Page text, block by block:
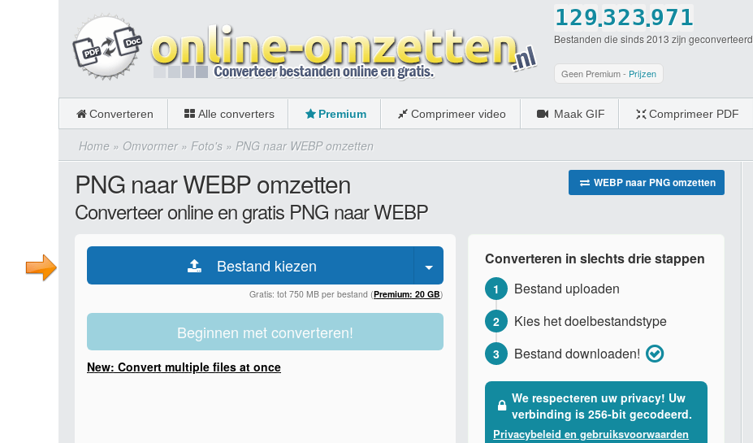
1
2
3
4
5
6
0
2
3
4
5
6
7
8
9
0
.3
4
5
6
7
8
9
2
3
4
5
6
7
8
3
4
5
6
7
8
9
.9
0
7
8
0
1
2
4
5
6
7
0
Bestanden die sinds 2013 zijn geconverteerd
Geen Premium - Prijzen
Converteren Alle converters Premium Comprimeer video Maak GIF Comprimeer PDF
Home » Omvormer» Foto's » PNG naar WEBP omzetten
WEBP naar PNG omzetten
PNG naar WEBP omzetten
Converteer online en gratis PNG naar WEBP
Bestand kiezen
Gratis: tot 750 MB per bestand (Premium: 20 GB)
Beginnen met converteren!
New: Convert multiple files at once
Converteren in slechts drie stappen
1 Bestand uploaden
2 Kies het doelbestandstype
3 Bestand downloaden!
We respecteren uw privacy! Uw
verbinding is 256-bit gecodeerd.
Privacybeleid en gebruiksvoorwaarden